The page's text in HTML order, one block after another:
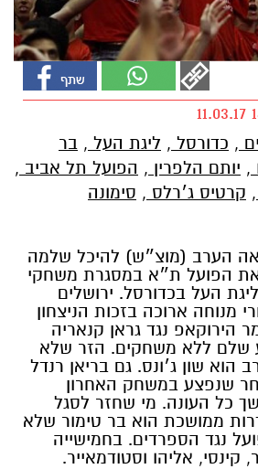
, כדורסל , ליגת העל , בר
, יותם הלפרין , הפועל תל אביב ,
, קרטיס ג׳רלס , סימונה
הערב (מוצ״ש) להיכל שלמה
הפועל ת״א במסגרת משחקי
ה-22 של ליגת העל בכדורסל. ירושלים
מנוחה ארוכה בזכות הניצחון
הירוקאפ נגד גראן קנאריה
שלם ללא משחקים. הזר שלא
שון ג׳ונס. גם בריאן רנדל
שנפצע במשחק האחרון
כל העונה. מי שחזר לסגל
ממושכת הוא בר טימור שלא
נגד הספרדים. בחמישייה
קינסי, אליהו וסטודמאייר.